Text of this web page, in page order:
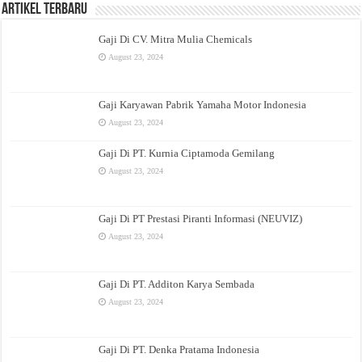
Artikel Terbaru
Gaji Di CV. Mitra Mulia Chemicals
August 23, 2024
Gaji Karyawan Pabrik Yamaha Motor Indonesia
August 23, 2024
Gaji Di PT. Kurnia Ciptamoda Gemilang
August 23, 2024
Gaji Di PT Prestasi Piranti Informasi (NEUVIZ)
August 23, 2024
Gaji Di PT. Additon Karya Sembada
August 23, 2024
Gaji Di PT. Denka Pratama Indonesia